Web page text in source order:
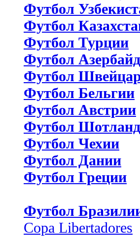
Футбол
Футбол
Футбол Турции
Футбол
Футбол
Футбол Бельгии
Футбол Австрии
Футбол
Футбол Чехии
Футбол Дании
Футбол Греции
Футбол
Copa Libertadores